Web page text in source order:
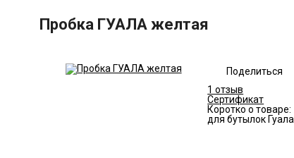
Пробка ГУАЛА желтая
Поделиться
1 отзыв
Сертификат
Коротко о товаре:
для бутылок Гуала